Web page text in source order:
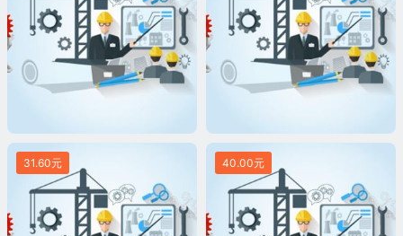
31.60元 40.00元